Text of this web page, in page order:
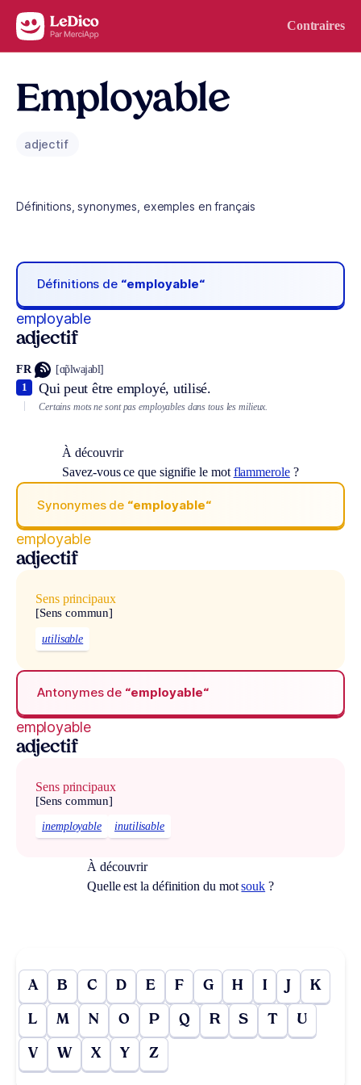
Aller au contenu Contraires
Employable
adjectif
Définitions, synonymes, exemples en français
Définitions de “employable“
employable
adjectif
FR [ɑ̃plwajabl]
Qui peut être employé, utilisé.
1
Certains mots ne sont pas employables dans tous les milieux.
À découvrir
Savez-vous ce que signifie le mot flammerole?
Synonymes de “employable“
employable
adjectif
Sens principaux
[Sens commun]
utilisable
Antonymes de “employable“
employable
adjectif
Sens principaux
[Sens commun]
inemployable inutilisable
À découvrir
Quelle est la définition du motsouk ?
A B C D E F G H I J K
L M N O P Q R S T U
V W X Y Z